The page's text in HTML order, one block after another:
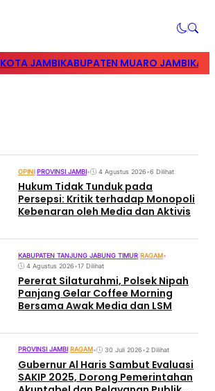
KOTA JAMBIKABUPATEN MUARO JAMBI
OPINI PROVINSI JAMBI• 4 Agustus 2026•6 Dilihat
Hukum Tidak Tunduk pada
Persepsi: Kritik terhadap Monopoli
Kebenaran oleh Media dan Aktivis
KABUPATEN TANJUNG JABUNG TIMUR RAGAM•
4 Agustus 2026•17 Dilihat
Pererat Silaturahmi, Polsek Nipah
Panjang Gelar Coffee Morning
Bersama Awak Media dan LSM
PROVINSI JAMBI RAGAM• 30 Juli 2026•2 Dilihat
Gubernur Al Haris Sambut Evaluasi
SAKIP 2025, Dorong Pemerintahan